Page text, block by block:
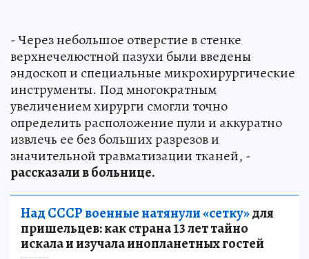
- Через небольшое отверстие в стенке
верхнечелюстной пазухи были введены
эндоскоп и специальные микрохирургические
инструменты. Под многократным
увеличением хирурги смогли точно
определить расположение пули и аккуратно
извлечь ее без больших разрезов и
значительной травматизации тканей, -
рассказали в больнице.
Над СССР военные натянули «сетку»для
пришельцев: как страна 13 лет тайно
искала и изучала инопланетных гостей